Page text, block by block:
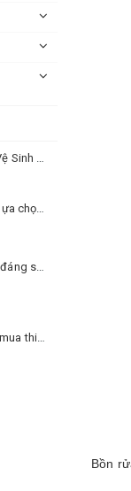
Bồn
Bảng Giá Thiết Bị Vệ Sinh Caesar Mới Nhất Năm 2026 | Cập Nhật Liên Tục Tại BM8.VN
Tiêu chí để có thể lựa chọn được một chiếc vòi chậu rửa mặt Caesar phù hợp
Sen vòi Caesar có đáng sử dụng hay không?
Kinh nghiệm chọn mua thiết bị vệ sinh Caesar cho phòng trọ